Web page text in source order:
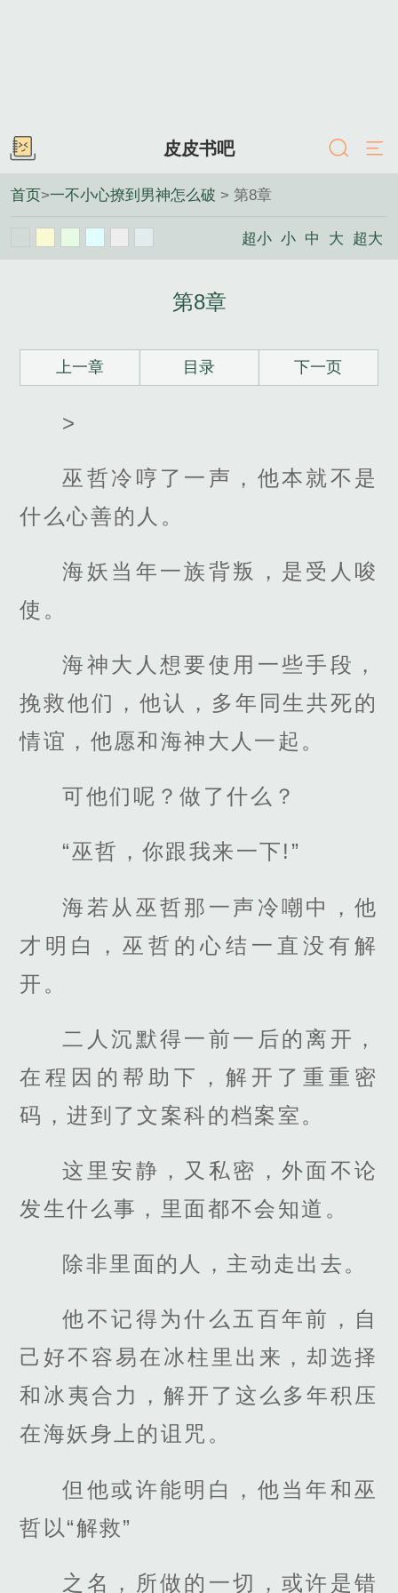
皮皮书吧
首页>一不小心撩到男神怎么破 > 第8章
超小 小 中 大 超大
第8章
上一章 目录 下一页
>
巫哲冷哼了一声，他本就不是
什么心善的人。
海妖当年一族背叛，是受人唆
使。
海神大人想要使用一些手段，
挽救他们，他认，多年同生共死的
情谊，他愿和海神大人一起。
可他们呢？做了什么？
“巫哲，你跟我来一下!”
海若从巫哲那一声冷嘲中，他
才明白，巫哲的心结一直没有解
开。
二人沉默得一前一后的离开，
在程因的帮助下，解开了重重密
码，进到了文案科的档案室。
这里安静，又私密，外面不论
发生什么事，里面都不会知道。
除非里面的人，主动走出去。
他不记得为什么五百年前，自
己好不容易在冰柱里出来，却选择
和冰夷合力，解开了这么多年积压
在海妖身上的诅咒。
但他或许能明白，他当年和巫
哲以“解救”
之名，所做的一切，或许是错